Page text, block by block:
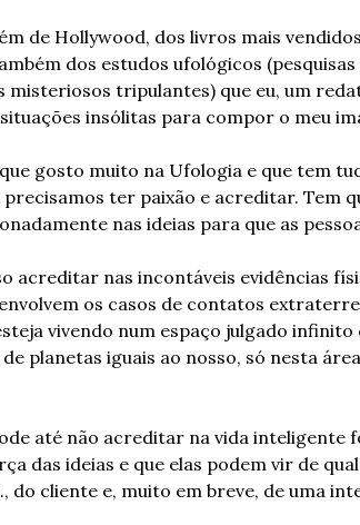
de Hollywood, dos livros mais
dos estudos ufológicos
misteriosos tripulantes) que eu, um
insólitas para compor o meu
gosto muito na Ufologia e que tem
ter paixão e acreditar. Tem
nas ideias para que as
acreditar nas incontáveis evidências
os casos de contatos
vivendo num espaço julgado
de planetas iguais ao nosso, só nesta
até não acreditar na vida inteligente
das ideias e que elas podem vir de
do cliente e, muito em breve, de uma